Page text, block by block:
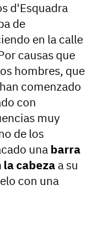
d'Esquadra
de
en la calle
causas que
hombres, que
comenzado
con
muy
de los
una barra
la cabezaa su
con una